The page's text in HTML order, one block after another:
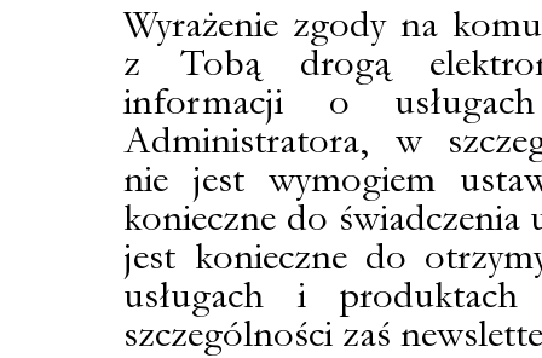
Wyrażenie zgody na
z Tobą drogą
informacji o
Administratora, w
nie jest wymogiem
konieczne do świadczenia
jest konieczne do
usługach i
szczególności zaś